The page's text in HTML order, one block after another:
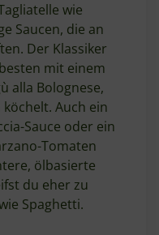
wie
Saucen, die an
Der Klassiker
mit einem
alla Bolognese,
Auch ein
Sauce oder ein
Tomaten
ölbasierte
du eher zu
Spaghetti.